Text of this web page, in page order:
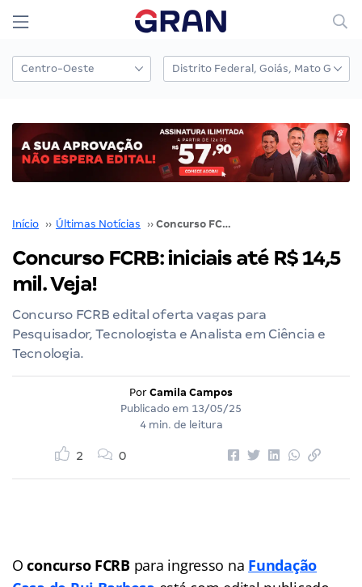
Início ›› Últimas Notícias ›› Concurso FCRB: iniciais até R$ 14,5 mil. Veja!
Concurso FCRB: iniciais até R$ 14,5
mil. Veja!
Concurso FCRB edital oferta vagas para
Pesquisador, Tecnologista e Analista em Ciência e
Tecnologia.
Por Camila Campos
Publicado em 13/05/25
4 min. de leitura
2 0
Oconcurso FCRB para ingresso na Fundação